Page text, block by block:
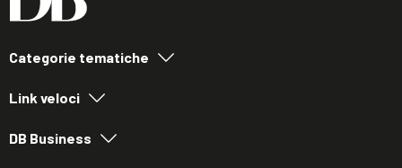
Categorie tematiche
Link veloci
DB Business